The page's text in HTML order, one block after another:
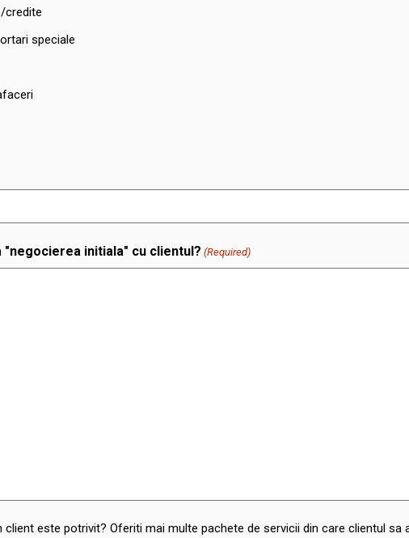
credite
speciale
"negocierea initiala" cu clientul? (Required)
client este potrivit? Oferiti mai multe pachete de servicii din care clientul